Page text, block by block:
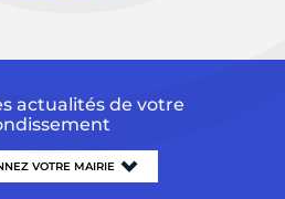
actualités de votre